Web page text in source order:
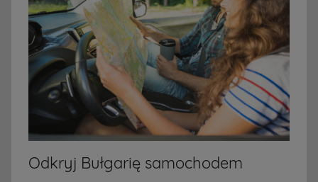
Odkryj Bułgarię samochodem